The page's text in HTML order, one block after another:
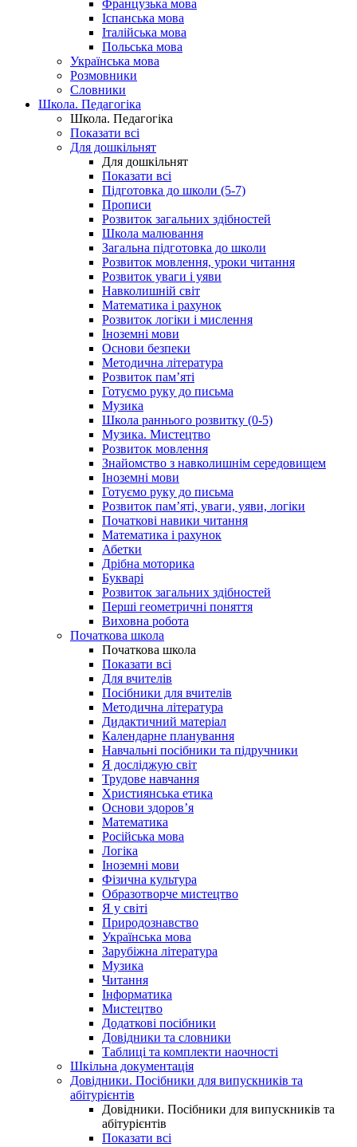
Французька мова
Іспанська мова
Італійська мова
Польська мова
Українська мова
Розмовники
Словники
Школа. Педагогіка
Школа. Педагогіка
Показати всі
Для дошкільнят
Для дошкільнят
Показати всі
Підготовка до школи (5-7)
Прописи
Розвиток загальних здібностей
Школа малювання
Загальна підготовка до школи
Розвиток мовлення, уроки читання
Розвиток уваги і уяви
Навколишній світ
Математика і рахунок
Розвиток логіки і мислення
Іноземні мови
Основи безпеки
Методична література
Розвиток пам’яті
Готуємо руку до письма
Музика
Школа раннього розвитку (0-5)
Музика. Мистецтво
Розвиток мовлення
Знайомство з навколишнім середовищем
Іноземні мови
Готуємо руку до письма
Розвиток пам’яті, уваги, уяви, логіки
Початкові навики читання
Математика і рахунок
Абетки
Дрібна моторика
Букварі
Розвиток загальних здібностей
Перші геометричні поняття
Виховна робота
Початкова школа
Початкова школа
Показати всі
Для вчителів
Посібники для вчителів
Методична література
Дидактичний матеріал
Календарне планування
Навчальні посібники та підручники
Я досліджую світ
Трудове навчання
Християнська етика
Основи здоров’я
Математика
Російська мова
Логіка
Іноземні мови
Фізична культура
Образотворче мистецтво
Я у світі
Природознавство
Українська мова
Зарубіжна література
Музика
Читання
Інформатика
Мистецтво
Додаткові посібники
Довідники та словники
Таблиці та комплекти наочності
Шкільна документація
Довідники. Посібники для випускників та
абітурієнтів
Довідники. Посібники для випускників та
абітурієнтів
Показати всі